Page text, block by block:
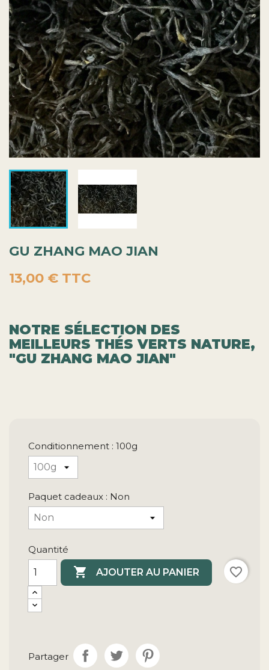
GU ZHANG MAO JIAN
13,00 €TTC
NOTRE SÉLECTION DES
MEILLEURS THÉS VERTS NATURE,
Quantité
AJOUTER AU PANIER
Partager
Garanties sécurité
Notre site utilise les modules VISA MONETICO
pour des paiements en lignes sécurisés.